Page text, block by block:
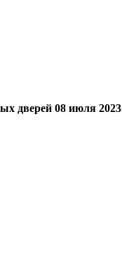
дверей 08 июля 2023